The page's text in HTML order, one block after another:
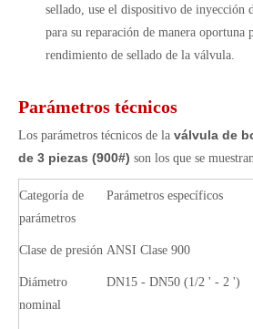
sellado, use el dispositivo de inyección
para su reparación de manera oportuna
rendimiento de sellado de la válvula.
Parámetros técnicos
Los parámetros técnicos de la válvula de
de 3 piezas (900#) son los que se
Categoría de
parámetros
Parámetros específicos
Clase de presión ANSI Clase 900
Diámetro
nominal
DN15 - DN50 (1/2 ' - 2 ')